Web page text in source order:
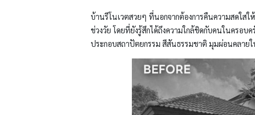
บ้านรีโนเวตสวยๆ ที่นอกจากต้องการคืนความสดใส
ช่วงวัย โดยที่ยังรู้สึกได้ถึงความใกล้ชิดกับคนในครอบ
ประกอบสถาปัตยกรรม สีสันธรรมชาติ มุมผ่อนคลาย